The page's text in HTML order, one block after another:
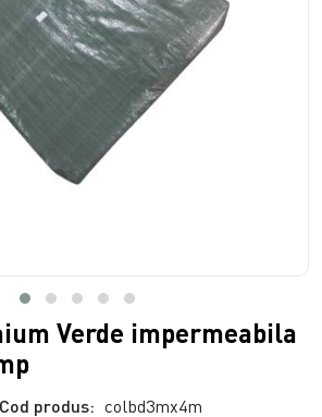
Verde impermeabila
Cod produs: colbd3mx4m